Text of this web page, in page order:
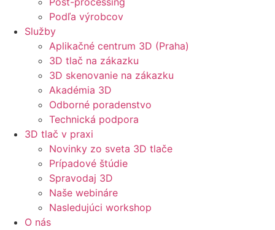
Podľa výrobcov
Služby
Aplikačné centrum 3D (Praha)
3D tlač na zákazku
3D skenovanie na zákazku
Akadémia 3D
Odborné poradenstvo
Technická podpora
3D tlač v praxi
Novinky zo sveta 3D tlače
Prípadové štúdie
Spravodaj 3D
Naše webináre
Nasledujúci workshop
O nás